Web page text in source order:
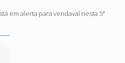
em alerta para vendaval nesta 5ª